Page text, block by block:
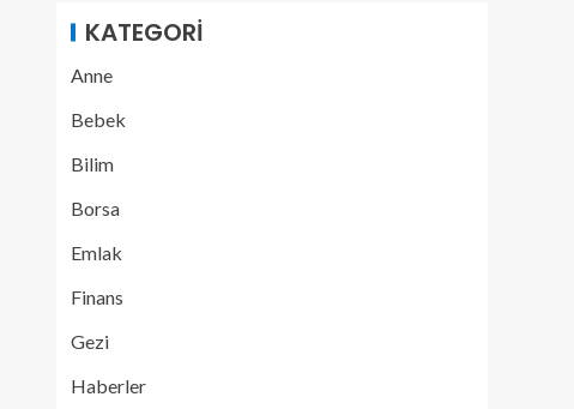
KATEGORI
Anne
Bebek
Bilim
Borsa
Emlak
Finans
Gezi
Haberler